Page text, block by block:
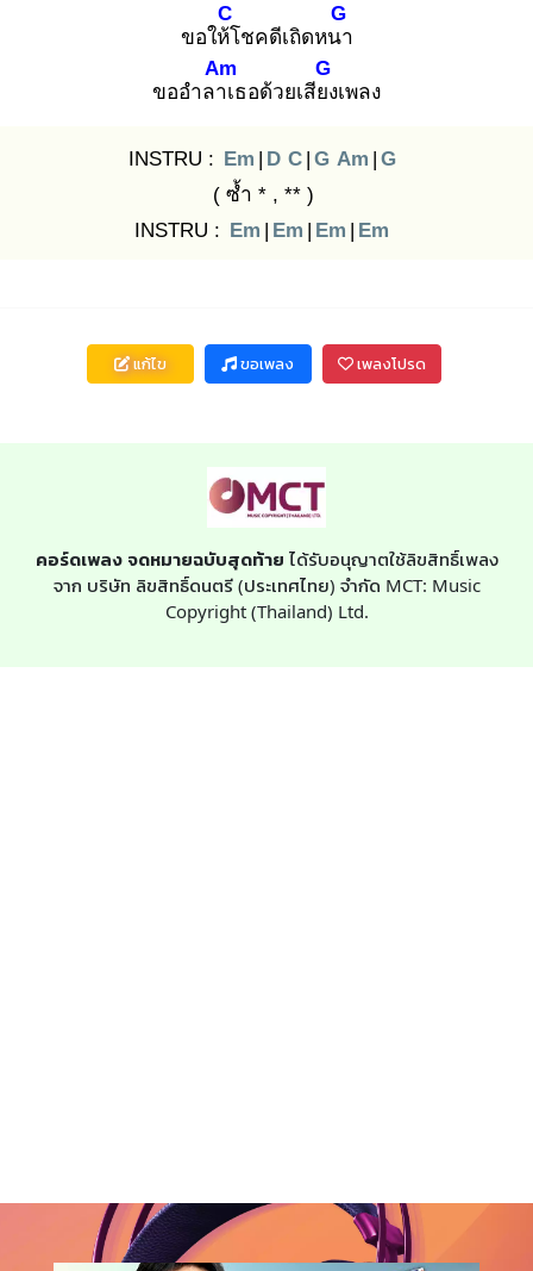
ขอให้โ
C
ชคดีเถิดหนา
G
ขออำลาเ
Am
ธอด้วยเสียง
G
เพลง
INSTRU : Em | D C | G Am | G
( ซ้ำ * , ** )
INSTRU : Em | Em | Em | Em
แก้ไข ขอเพลง เพลงโปรด
คอร์ดเพลง จดหมายฉบับสุดท้าย ได้รับอนุญาตใช้ลิขสิทธิ์เพลง
จาก บริษัท ลิขสิทธิ์ดนตรี (ประเทศไทย) จำกัด MCT: Music
Copyright (Thailand) Ltd.